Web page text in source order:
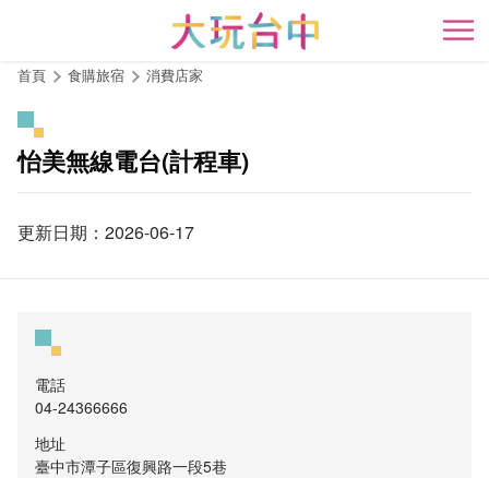
開
首頁 食購旅宿 消費店家
怡美無線電台(計程車)
更新日期：2026-06-17
電話
04-24366666
地址
臺中市潭子區復興路一段5巷